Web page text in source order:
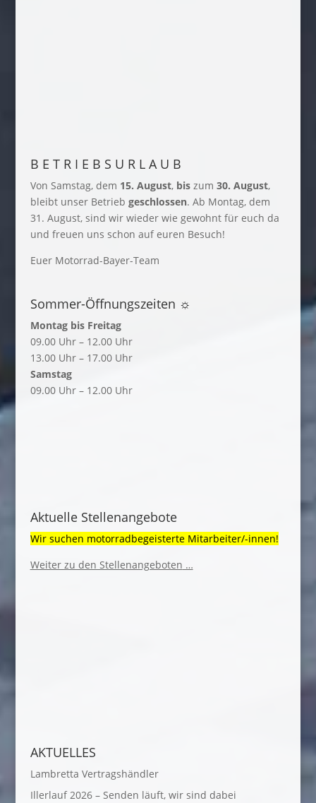
B E T R I E B S U R L A U B
Von Samstag, dem 15. August, biszum 30. August,
bleibt unser Betrieb geschlossen. Ab Montag, dem
31. August, sind wir wieder wie gewohnt für euch da
und freuen uns schon auf euren Besuch!
Euer Motorrad-Bayer-Team
Sommer-Öffnungszeiten ☼
Montag bis Freitag
09.00 Uhr – 12.00 Uhr
13.00 Uhr – 17.00 Uhr
Samstag
09.00 Uhr – 12.00 Uhr
Aktuelle Stellenangebote
Wir suchen motorradbegeisterte Mitarbeiter/-innen!
Weiter zu den Stellenangeboten …
AKTUELLES
Lambretta Vertragshändler
Illerlauf 2026 – Senden läuft, wir sind dabei